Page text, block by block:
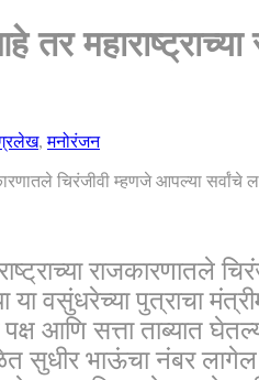
,मनोरंजन
राजकारणातले
या वसुंधरेच्या पुत्राचा
आणि सत्ता ताब्यात
सुधीर भाऊंचा नंबर